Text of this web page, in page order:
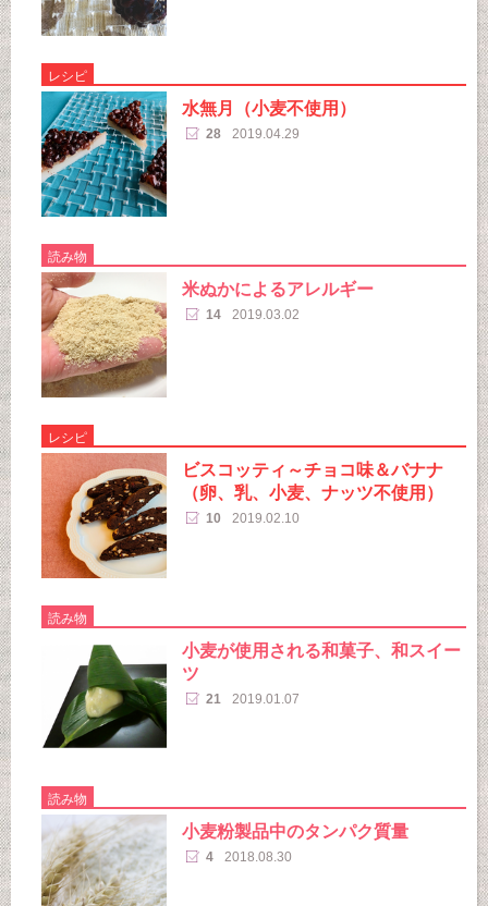
レシピ
水無月（小麦不使用）
28 2019.04.29
読み物
米ぬかによるアレルギー
14 2019.03.02
レシピ
ビスコッティ～チョコ味＆バナナ
（卵、乳、小麦、ナッツ不使用）
10 2019.02.10
読み物
小麦が使用される和菓子、和スイー
ツ
21 2019.01.07
読み物
小麦粉製品中のタンパク質量
4 2018.08.30